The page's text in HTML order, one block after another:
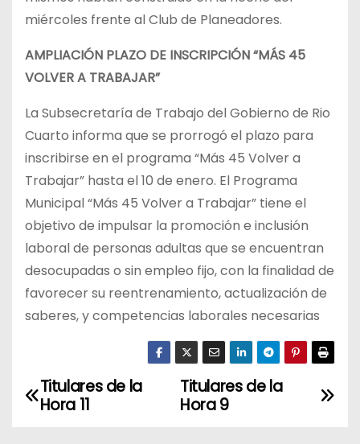
miércoles frente al Club de Planeadores.
AMPLIACIÓN PLAZO DE INSCRIPCIÓN “MÁS 45
VOLVER A TRABAJAR”
La Subsecretaría de Trabajo del Gobierno de Rio
Cuarto informa que se prorrogó el plazo para
inscribirse en el programa “Más 45 Volver a
Trabajar” hasta el 10 de enero. El Programa
Municipal “Más 45 Volver a Trabajar” tiene el
objetivo de impulsar la promoción e inclusión
laboral de personas adultas que se encuentran
desocupadas o sin empleo fijo, con la finalidad de
favorecer su reentrenamiento, actualización de
saberes, y competencias laborales necesarias
N
Titulares de la
Hora 9
Titulares de la
Hora 11